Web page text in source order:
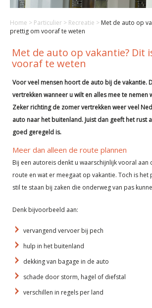
Home > Particulier > Recreatie > Met de auto op
prettig om vooraf te weten
Met de auto op vakantie? Dit
vooraf te weten
Voor veel mensen hoort de auto bij de vakantie.
vertrekken wanneer u wilt en alles mee te nemen
Zeker richting de zomer vertrekken weer veel
auto naar het buitenland. Juist dan geeft het rust
goed geregeld is.
Meer dan alleen de route plannen
Bij een autoreis denkt u waarschijnlijk vooral aan
route en wat er meegaat op vakantie. Toch is
stil te staan bij zaken die onderweg van pas
Denk bijvoorbeeld aan:
vervangend vervoer bij pech
hulp in het buitenland
dekking van bagage in de auto
schade door storm, hagel of diefstal
verschillen in regels per land